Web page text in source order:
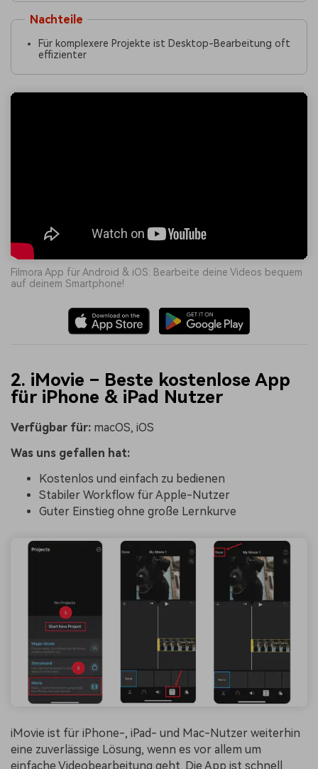
Nachteile
Für komplexere Projekte ist Desktop-Bearbeitung oft
effizienter
Filmora App für Android & iOS: Bearbeite deine Videos bequem
auf deinem Smartphone!
2. iMovie – Beste kostenlose App
für iPhone & iPad Nutzer
Verfügbar für: macOS, iOS
Was uns gefallen hat:
Kostenlos und einfach zu bedienen
Stabiler Workflow für Apple-Nutzer
Guter Einstieg ohne große Lernkurve
iMovie ist für iPhone-, iPad- und Mac-Nutzer weiterhin
eine zuverlässige Lösung, wenn es vor allem um
einfache Videobearbeitung geht. Die App ist schnell